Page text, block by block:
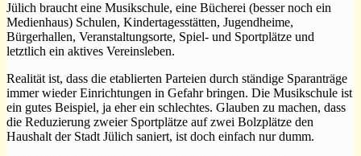
Jülich braucht eine Musikschule, eine Bücherei (besser noch ein
Medienhaus) Schulen, Kindertagesstätten, Jugendheime,
Bürgerhallen, Veranstaltungsorte, Spiel- und Sportplätze und
letztlich ein aktives Vereinsleben.
Realität ist, dass die etablierten Parteien durch ständige Sparanträge
immer wieder Einrichtungen in Gefahr bringen. Die Musikschule ist
ein gutes Beispiel, ja eher ein schlechtes. Glauben zu machen, dass
die Reduzierung zweier Sportplätze auf zwei Bolzplätze den
Haushalt der Stadt Jülich saniert, ist doch einfach nur dumm.